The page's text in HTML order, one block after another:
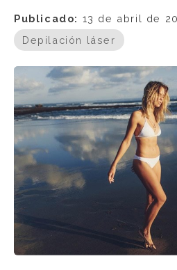
Publicado: 13 de abril de
Depilación láser